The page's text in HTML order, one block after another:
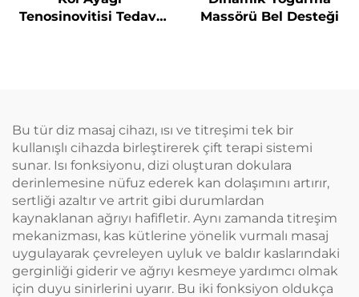
Tenosinovitisi Tedavi
Massörü Bel Desteği
Bu tür diz masaj cihazı, ısı ve titreşimi tek bir
kullanışlı cihazda birleştirerek çift terapi sistemi
sunar. Isı fonksiyonu, dizi oluşturan dokulara
derinlemesine nüfuz ederek kan dolaşımını artırır,
sertliği azaltır ve artrit gibi durumlardan
kaynaklanan ağrıyı hafifletir. Aynı zamanda titreşim
mekanizması, kas kütlerine yönelik vurmalı masaj
uygulayarak çevreleyen uyluk ve baldır kaslarındaki
gerginliği giderir ve ağrıyı kesmeye yardımcı olmak
için duyu sinirlerini uyarır. Bu iki fonksiyon oldukça